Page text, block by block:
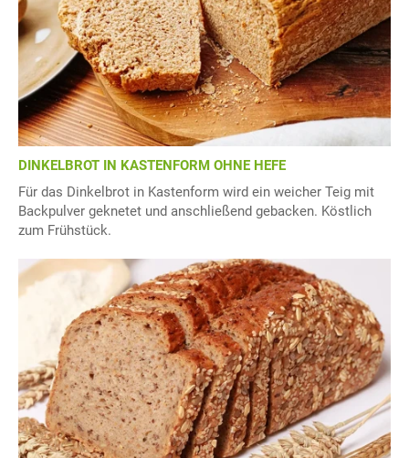
DINKELBROT IN KASTENFORM OHNE HEFE
Für das Dinkelbrot in Kastenform wird ein weicher Teig mit
Backpulver geknetet und anschließend gebacken. Köstlich
zum Frühstück.